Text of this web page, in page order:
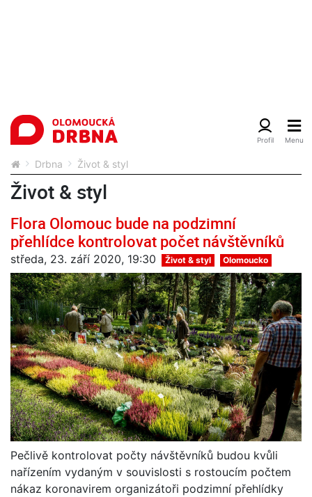
Drbna Život & styl
Život & styl
Flora Olomouc bude na podzimní
přehlídce kontrolovat počet návštěvníků
středa, 23. září 2020, 19:30 Život & styl Olomoucko
Pečlivě kontrolovat počty návštěvníků budou kvůli
nařízením vydaným v souvislosti s rostoucím počtem
nákaz koronavirem organizátoři podzimní přehlídky